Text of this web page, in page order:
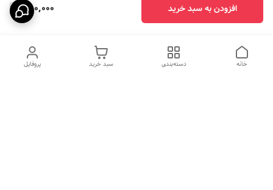
780,000 افزودن به سبد خرید
پروفایل سبد خرید دسته‌بندی خانه